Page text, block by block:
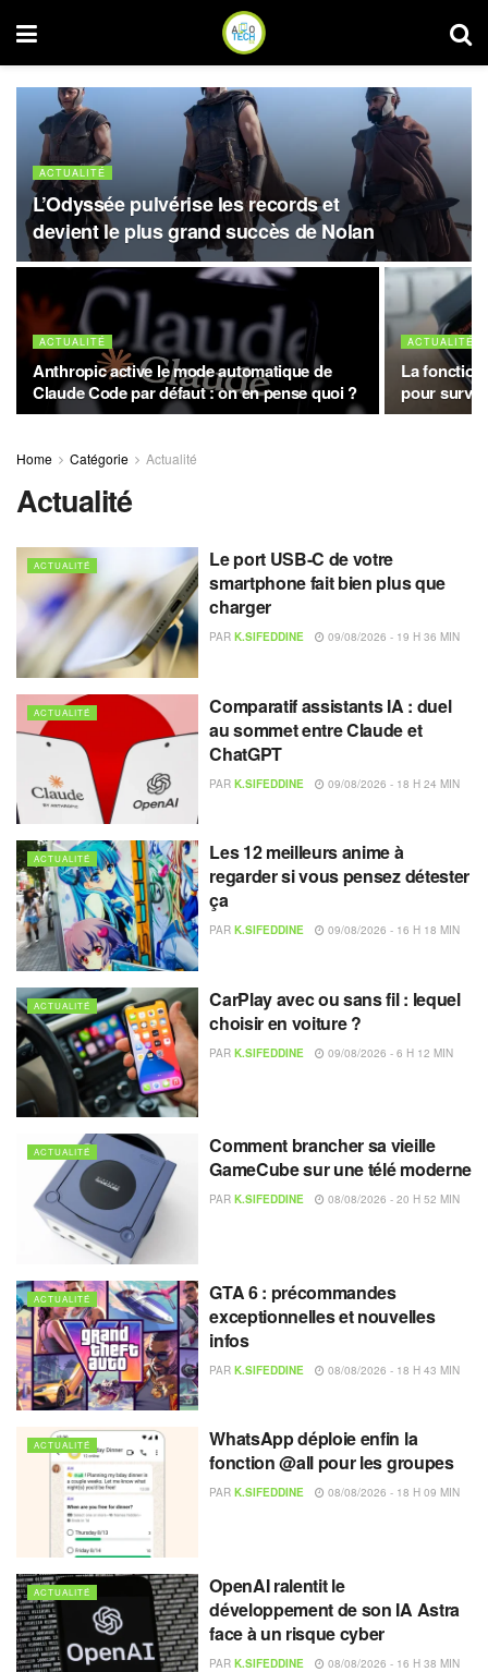
ACTUALITÉ
L’Odyssée pulvérise les records et
devient le plus grand succès de Nolan
ACTUALITÉ
Anthropic active le mode automatique de
Claude Code par défaut : on en pense quoi ?
ACTUALITÉ
La fonction
pour
Home Catégorie Actualité
Actualité
ACTUALITÉ
Le port USB-C de votre
smartphone fait bien plus que
charger
PAR K.SIFEDDINE 09/08/2026 - 19 H 36 MIN
ACTUALITÉ
Comparatif assistants IA : duel
au sommet entre Claude et
ChatGPT
PAR K.SIFEDDINE 09/08/2026 - 18 H 24 MIN
ACTUALITÉ
Les 12 meilleurs anime à
regarder si vous pensez détester
ça
PAR K.SIFEDDINE 09/08/2026 - 16 H 18 MIN
ACTUALITÉ
CarPlay avec ou sans fil : lequel
choisir en voiture ?
PAR K.SIFEDDINE 09/08/2026 - 6 H 12 MIN
ACTUALITÉ
Comment brancher sa vieille
GameCube sur une télé moderne
PAR K.SIFEDDINE 08/08/2026 - 20 H 52 MIN
ACTUALITÉ
GTA 6 : précommandes
exceptionnelles et nouvelles
infos
PAR K.SIFEDDINE 08/08/2026 - 18 H 43 MIN
ACTUALITÉ
WhatsApp déploie enfin la
fonction @all pour les groupes
PAR K.SIFEDDINE 08/08/2026 - 18 H 09 MIN
ACTUALITÉ
OpenAI ralentit le
développement de son IA Astra
face à un risque cyber
PAR K.SIFEDDINE 08/08/2026 - 16 H 38 MIN